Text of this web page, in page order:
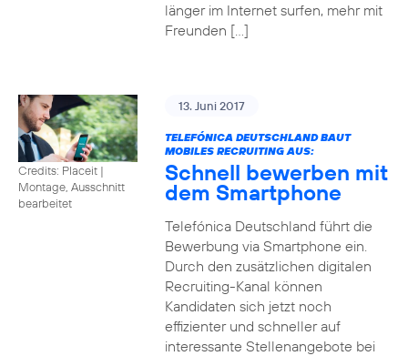
länger im Internet surfen, mehr mit
Freunden […]
Credits: Placeit |
Montage, Ausschnitt
bearbeitet
13. Juni 2017
TELEFÓNICA DEUTSCHLAND BAUT
MOBILES RECRUITING AUS:
Schnell bewerben mit
dem Smartphone
Telefónica Deutschland führt die
Bewerbung via Smartphone ein.
Durch den zusätzlichen digitalen
Recruiting-Kanal können
Kandidaten sich jetzt noch
effizienter und schneller auf
interessante Stellenangebote bei